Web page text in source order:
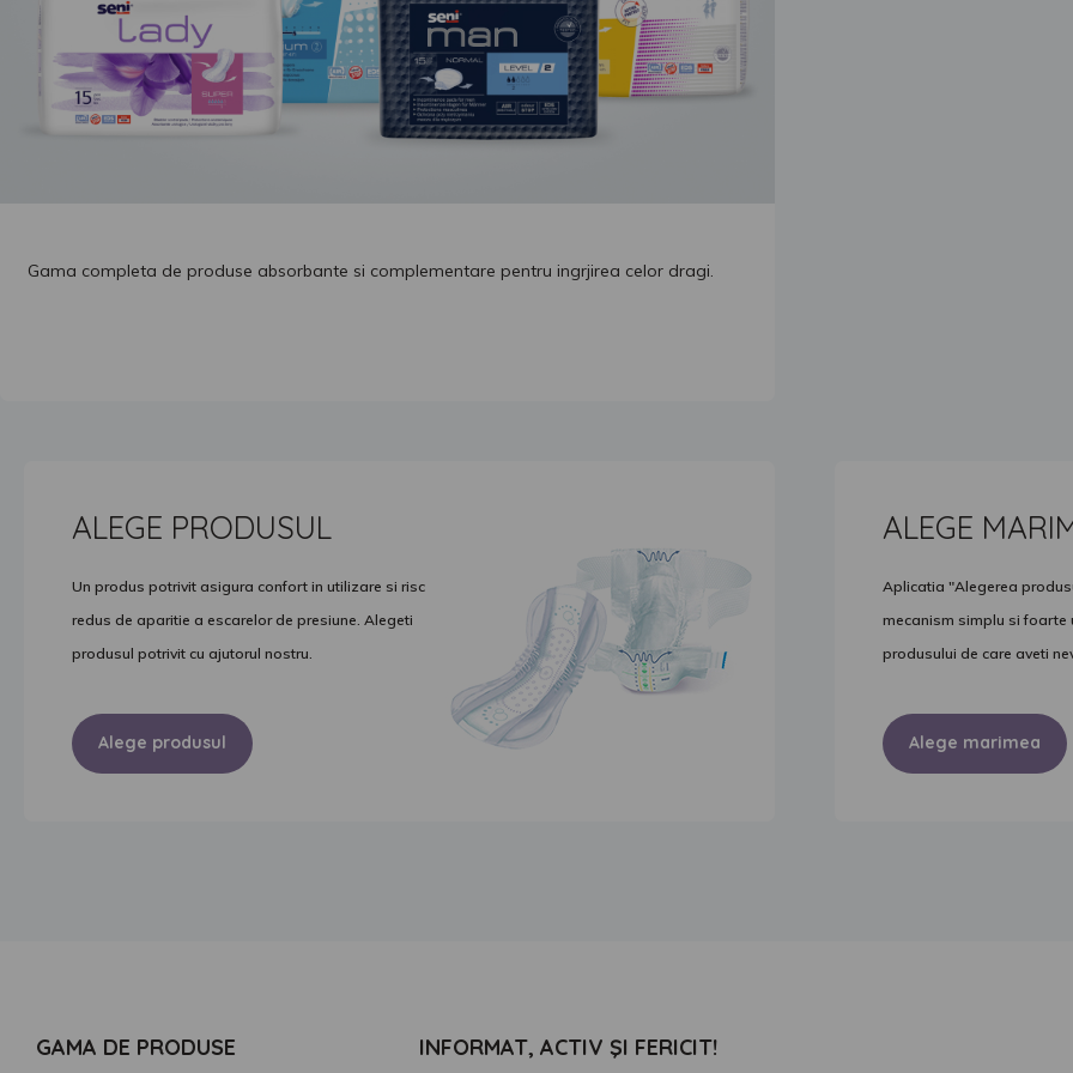
Gama completa de produse absorbante si complementare pentru ingrjirea celor dragi.
Descopera produsele
ALEGE PRODUSUL
Un produs potrivit asigura confort in utilizare si risc
redus de aparitie a escarelor de presiune. Alegeti
produsul potrivit cu ajutorul nostru.
Alege produsul
ALEGE
Aplicatia "Alegerea
mecanism simplu si foarte
produsului de care aveti
Alege marimea
GAMA DE PRODUSE INFORMAT, ACTIV ŞI FERICIT!